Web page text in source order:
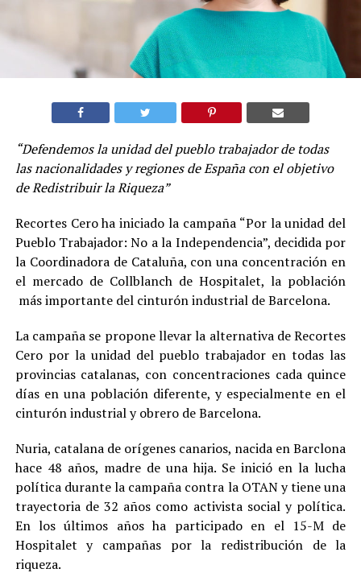
“Defendemos la unidad del pueblo trabajador de todas
las nacionalidades y regiones de España con el objetivo
de Redistribuir la Riqueza”
Recortes Cero ha iniciado la campaña “Por la unidad del
Pueblo Trabajador: No a la Independencia”, decidida por
la Coordinadora de Cataluña, con una concentración en
el mercado de Collblanch de Hospitalet, la población
más importante del cinturón industrial de Barcelona.
La campaña se propone llevar la alternativa de Recortes
Cero por la unidad del pueblo trabajador en todas las
provincias catalanas, con concentraciones cada quince
días en una población diferente, y especialmente en el
cinturón industrial y obrero de Barcelona.
Nuria, catalana de orígenes canarios, nacida en Barclona
hace 48 años, madre de una hija. Se inició en la lucha
política durante la campaña contra la OTAN y tiene una
trayectoria de 32 años como activista social y política.
En los últimos años ha participado en el 15-M de
Hospitalet y campañas por la redistribución de la
riqueza.